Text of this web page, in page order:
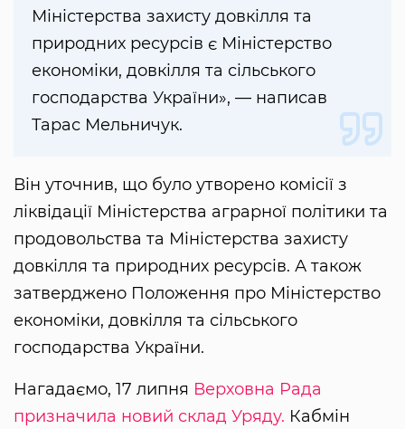
Міністерства захисту довкілля та
природних ресурсів є Міністерство
економіки, довкілля та сільського
господарства України», — написав
Тарас Мельничук.
Він уточнив, що було утворено комісії з
ліквідації Міністерства аграрної політики та
продовольства та Міністерства захисту
довкілля та природних ресурсів. А також
затверджено Положення про Міністерство
економіки, довкілля та сільського
господарства України.
Нагадаємо, 17 липня Верховна Рада
призначила новий склад Уряду. Кабмін